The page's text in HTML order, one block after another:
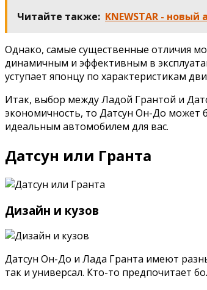
Читайте также: KNEWSTAR -
Однако, самые существенные отличия
динамичным и эффективным в
уступает японцу по характеристикам
Итак, выбор между Ладой Грантой и
экономичность, то Датсун Он-До может
идеальным автомобилем для вас.
Датсун или Гранта
Дизайн и кузов
Датсун Он-До и Лада Гранта имеют
так и универсал. Кто-то предпочитает